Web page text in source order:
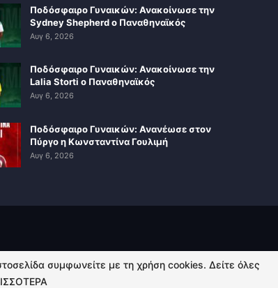
Ποδόσφαιρο Γυναικών: Ανακοίνωσε την
Sydney Shepherd ο Παναθηναϊκός
Αυγ 6, 2026
Ποδόσφαιρο Γυναικών: Ανακοίνωσε την
Lalia Storti ο Παναθηναϊκός
Αυγ 6, 2026
Ποδόσφαιρο Γυναικών: Ανανέωσε στον
Πύργο η Κωνσταντίνα Γουλιμή
Αυγ 6, 2026
συμφωνείτε με τη χρήση cookies. Δείτε όλες